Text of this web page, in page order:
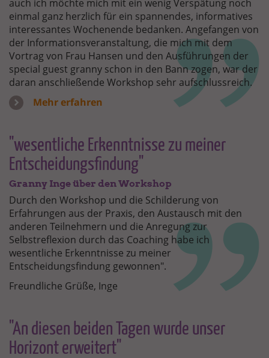
auch ich möchte mich mit ein wenig Verspätung noch
einmal ganz herzlich für ein spannendes, informatives
interessantes Wochenende bedanken. Angefangen von
der Informationsveranstaltung, die mich mit dem
Vortrag von Frau Hansen und den Ausführungen der
special guest granny schon in den Bann zogen, war der
daran anschließende Workshop sehr aufschlussreich.
Mehr erfahren
"wesentliche Erkenntnisse zu meiner
Entscheidungsfindung"
Granny Inge über den Workshop
Durch den Workshop und die Schilderung von
Erfahrungen aus der Praxis, den Austausch mit den
anderen Teilnehmern und die Anregung zur
Selbstreflexion durch das Coaching habe ich
wesentliche Erkenntnisse zu meiner
Entscheidungsfindung gewonnen".
Freundliche Grüße, Inge
"An diesen beiden Tagen wurde unser
Horizont erweitert"